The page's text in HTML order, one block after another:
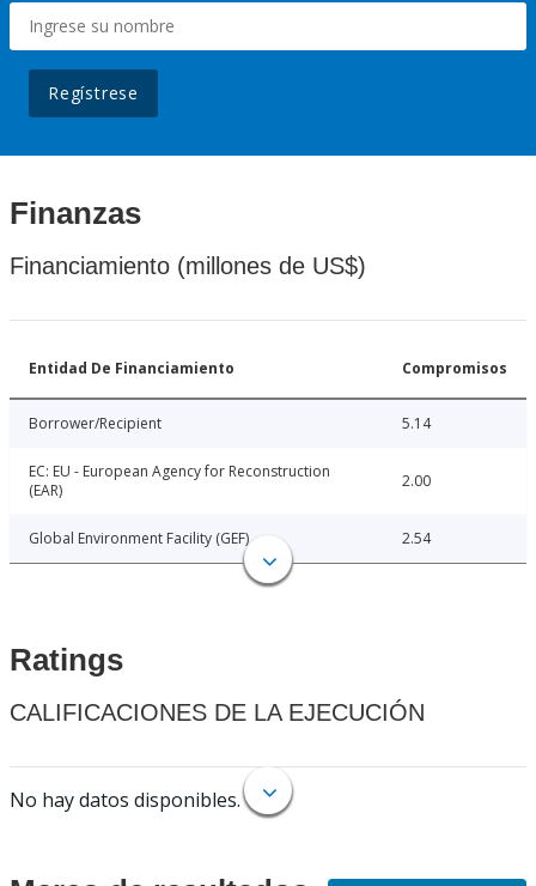
Regístrese
Finanzas
Financiamiento (millones de US$)
Entidad De Financiamiento Compromisos
Borrower/Recipient 5.14
EC: EU - European Agency for Reconstruction
(EAR)
2.00
Global Environment Facility (GEF) 2.54
Ratings
CALIFICACIONES DE LA EJECUCIÓN
No hay datos disponibles.